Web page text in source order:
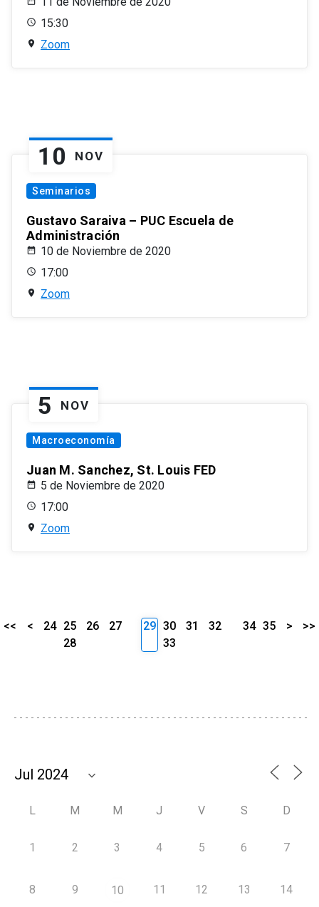
15:30
Zoom
10 NOV
Seminarios
Gustavo Saraiva – PUC Escuela de
Administración
10 de Noviembre de 2020
17:00
Zoom
5 NOV
Macroeconomía
Juan M. Sanchez, St. Louis FED
5 de Noviembre de 2020
17:00
Zoom
<< < 24 25 26
27
28
29 30 31
32
33
34 35 > >>
L M M J V S D
1 2 3 4 5 6 7
8 9 10 11 12 13 14